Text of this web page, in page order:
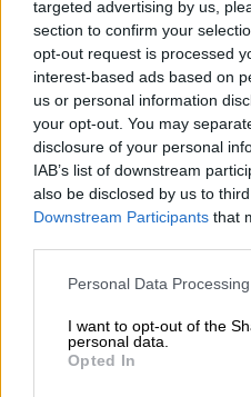
targeted advertising by us,
section to confirm your
opt-out request is processed
interest-based ads based on
us or personal information
your opt-out. You may
disclosure of your personal
IAB’s list of downstream
also be disclosed by us to
Downstream Participants that
Please note that this website/
not limited to your visit or
grant or deny consent to
use your data for below
Personal Data
I want to opt-out of the
personal data.
Opted In
ΔΙΑΒΑΣΤΕ ΕΠΙΣΗΣ
Live Blog|04.03.2026
Live εξελίξεις:
χτυπήματα στην
λένε πως τις
ιρανικός
τον έλεγχό τους
Τι λένε